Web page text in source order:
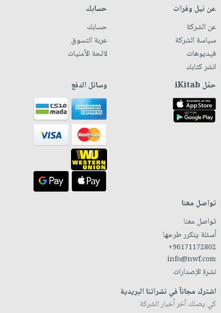
عن نيل وفرات
عن الشركة
سياسة الشركة
فيديوهات
انشر كتابك
حسابك
حسابك
عربة التسوق
لائحة الأمنيات
حمّل iKitab وسائل الدفع
تواصل معنا
تواصل معنا
أسئلة يتكرر طرحها
+96171172802
info@nwf.com
نشرة الإصدارات
اشترك مجاناً في نشراتنا البريدية
كي يصلك آخر أخبار الشركة